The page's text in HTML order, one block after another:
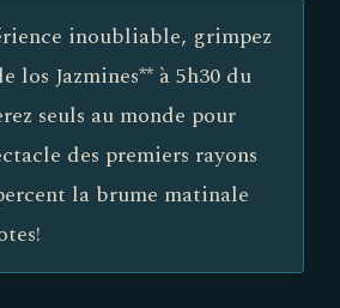
inoubliable, grimpez
los Jazmines** à 5h30 du
seuls au monde pour
des premiers rayons
la brume matinale